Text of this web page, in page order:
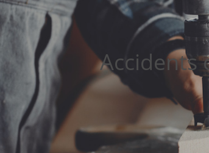
Accidents